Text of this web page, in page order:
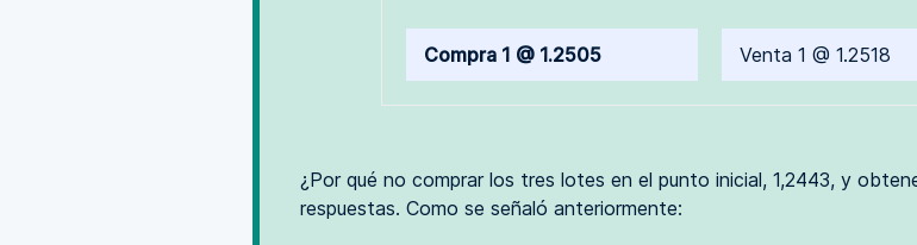
Compra 1 @ 1.2505 Venta 1 @ 1.2518
¿Por qué no comprar los tres lotes en el punto inicial, 1,2443, y
respuestas. Como se señaló anteriormente: